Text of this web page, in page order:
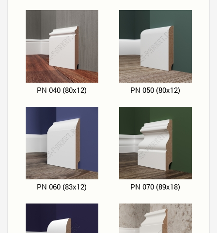
PN 040 (80х12) PN 050 (80х12)
PN 060 (83х12) PN 070 (89х18)